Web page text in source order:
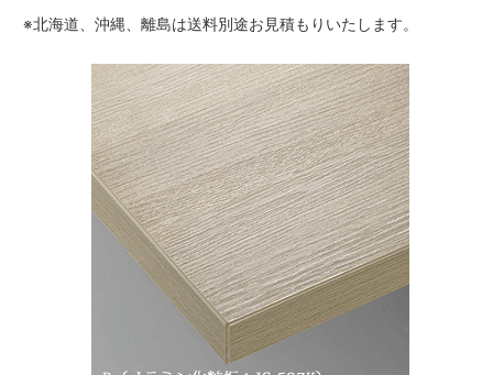
※北海道、沖縄、離島は送料別途お見積もりいたします。